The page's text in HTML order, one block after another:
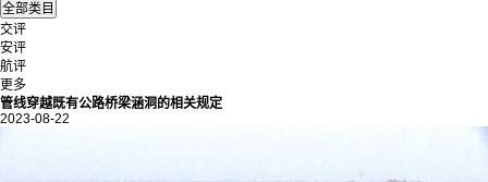
交评
安评
航评
更多
管线穿越既有公路桥梁涵洞的相关规定
2023-08-22